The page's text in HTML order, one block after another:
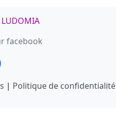
LUDOMIA
facebook
| Politique de confidentialité